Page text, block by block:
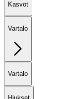
Kasvot
Vartalo
Vartalo